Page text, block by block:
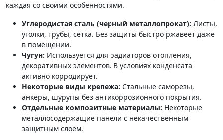
каждая со своими особенностями.
Углеродистая сталь (черный металлопрокат): Листы,
уголки, трубы, сетка. Без защиты быстро ржавеет даже
в помещении.
Чугун: Используется для радиаторов отопления,
декоративных элементов. В условиях конденсата
активно корродирует.
Некоторые виды крепежа: Стальные саморезы,
анкеры, шурупы без антикоррозионного покрытия.
Отдельные композитные материалы: Некоторые
металлосодержащие панели с некачественным
защитным слоем.